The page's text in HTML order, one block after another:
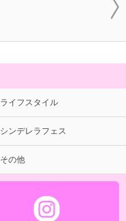
ライフスタイル
シンデレラフェス
その他